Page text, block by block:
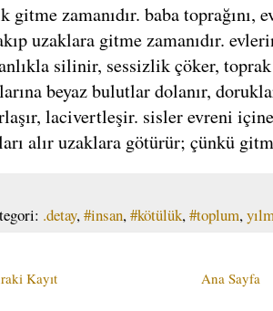
gitme zamanıdır. baba toprağını,
uzaklara gitme zamanıdır.
silinir, sessizlik çöker,
beyaz bulutlar dolanır,
lacivertleşir. sisler evreni
alır uzaklara götürür; çünkü
.detay,#insan,#kötülük,#toplum,
Kayıt Ana Sayfa